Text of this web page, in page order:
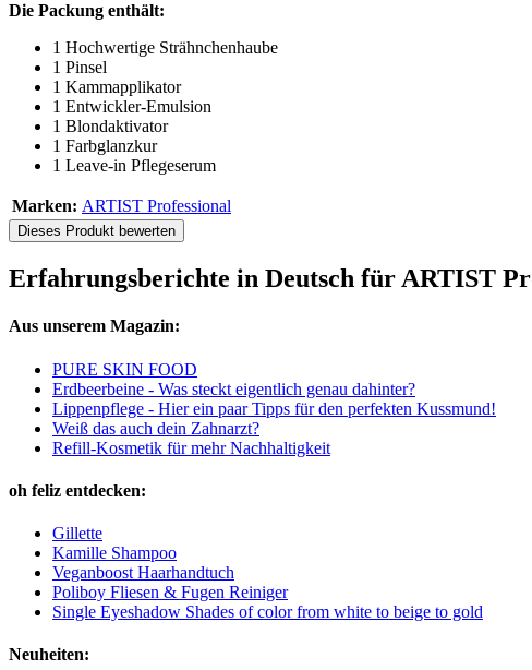
Die Packung enthält:
1 Hochwertige Strähnchenhaube
1 Pinsel
1 Kammapplikator
1 Entwickler-Emulsion
1 Blondaktivator
1 Farbglanzkur
1 Leave-in Pflegeserum
Marken: ARTIST Professional
Dieses Produkt bewerten
Erfahrungsberichte in Deutsch für ARTIST
Aus unserem Magazin:
PURE SKIN FOOD
Erdbeerbeine - Was steckt eigentlich genau dahinter?
Lippenpflege - Hier ein paar Tipps für den perfekten Kussmund!
Weiß das auch dein Zahnarzt?
Refill-Kosmetik für mehr Nachhaltigkeit
oh feliz entdecken:
Gillette
Kamille Shampoo
Veganboost Haarhandtuch
Poliboy Fliesen & Fugen Reiniger
Single Eyeshadow Shades of color from white to beige to gold
Neuheiten: